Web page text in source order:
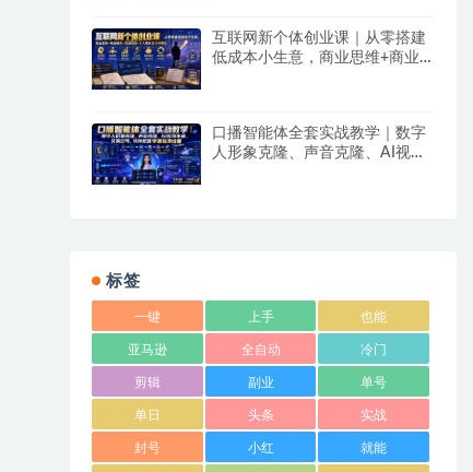
互联网新个体创业课｜从零搭建
低成本小生意，商业思维+商业
口播智能体全套实战教学｜数字
人形象克隆、声音克隆、AI视频
标签
一键 上手 也能
亚马逊 全自动 冷门
剪辑 副业 单号
单日 头条 实战
封号 小红 就能